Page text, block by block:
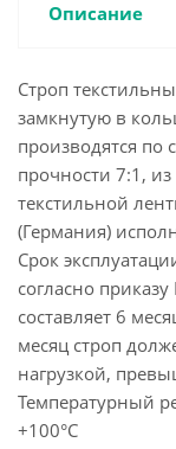
Описание
Строп
замкнутую в
производятся по
прочности 7:1,
текстильной
(Германия)
Срок
согласно
составляет 6
месяц строп
нагрузкой,
Температурный
+100°С